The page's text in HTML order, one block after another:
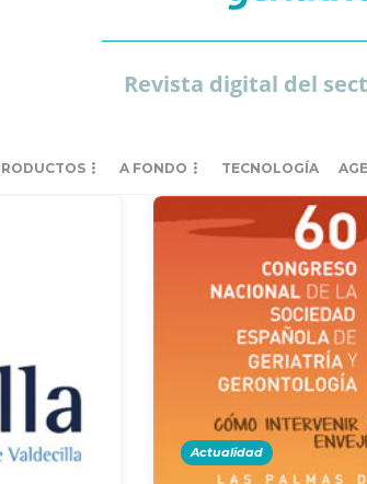
Revista digital del
A FONDO TECNOLOGÍA
Actualidad